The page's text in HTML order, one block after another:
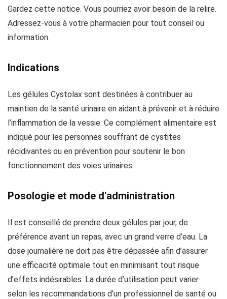
Gardez cette notice. Vous pourriez avoir besoin de la relire.
Adressez-vous à votre pharmacien pour tout conseil ou
information.
Indications
Les gélules Cystolax sont destinées à contribuer au
maintien de la santé urinaire en aidant à prévenir et à réduire
l’inflammation de la vessie. Ce complément alimentaire est
indiqué pour les personnes souffrant de cystites
récidivantes ou en prévention pour soutenir le bon
fonctionnement des voies urinaires.
Posologie et mode d'administration
Il est conseillé de prendre deux gélules par jour, de
préférence avant un repas, avec un grand verre d’eau. La
dose journalière ne doit pas être dépassée afin d’assurer
une efficacité optimale tout en minimisant tout risque
d’effets indésirables. La durée d’utilisation peut varier
selon les recommandations d’un professionnel de santé ou